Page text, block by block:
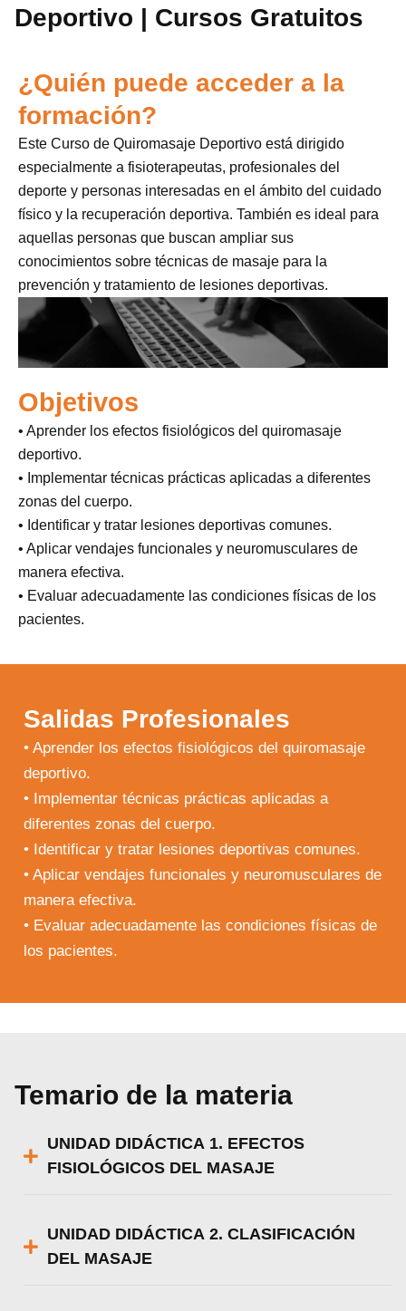
Deportivo | Cursos Gratuitos
¿Quién puede acceder a la
formación?
Este Curso de Quiromasaje Deportivo está dirigido
especialmente a fisioterapeutas, profesionales del
deporte y personas interesadas en el ámbito del cuidado
físico y la recuperación deportiva. También es ideal para
aquellas personas que buscan ampliar sus
conocimientos sobre técnicas de masaje para la
prevención y tratamiento de lesiones deportivas.
Objetivos
• Aprender los efectos fisiológicos del quiromasaje
deportivo.
• Implementar técnicas prácticas aplicadas a diferentes
zonas del cuerpo.
• Identificar y tratar lesiones deportivas comunes.
• Aplicar vendajes funcionales y neuromusculares de
manera efectiva.
• Evaluar adecuadamente las condiciones físicas de los
pacientes.
Salidas Profesionales
• Aprender los efectos fisiológicos del quiromasaje
deportivo.
• Implementar técnicas prácticas aplicadas a
diferentes zonas del cuerpo.
• Identificar y tratar lesiones deportivas comunes.
• Aplicar vendajes funcionales y neuromusculares de
manera efectiva.
• Evaluar adecuadamente las condiciones físicas de
los pacientes.
Temario de la materia
UNIDAD DIDÁCTICA 1. EFECTOS
FISIOLÓGICOS DEL MASAJE
UNIDAD DIDÁCTICA 2. CLASIFICACIÓN
DEL MASAJE